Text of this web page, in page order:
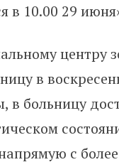
в 10.00 29
центру
в
больницу
с